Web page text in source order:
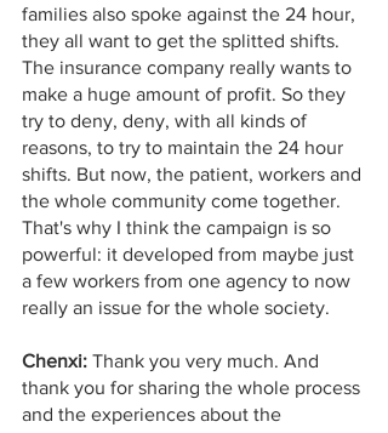
families also spoke against the 24 hour,
they all want to get the splitted shifts.
The insurance company really wants to
make a huge amount of profit. So they
try to deny, deny, with all kinds of
reasons, to try to maintain the 24 hour
shifts. But now, the patient, workers and
the whole community come together.
That's why I think the campaign is so
powerful: it developed from maybe just
a few workers from one agency to now
really an issue for the whole society.
Chenxi: Thank you very much. And
thank you for sharing the whole process
and the experiences about the